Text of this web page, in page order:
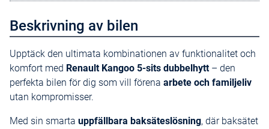
Beskrivning av bilen
Upptäck den ultimata kombinationen av funktionalitet och
komfort med Renault Kangoo 5-sits dubbelhytt– den
perfekta bilen för dig som vill förena arbete och familjeliv
utan kompromisser.
Med sin smarta uppfällbara baksäteslösning, där baksätet